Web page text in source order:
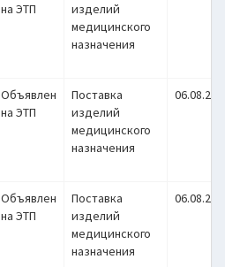
на ЭТП
изделий
медицинского
назначения
Объявлен
на ЭТП
Поставка
изделий
медицинского
назначения
Объявлен
на ЭТП
Поставка
изделий
медицинского
назначения